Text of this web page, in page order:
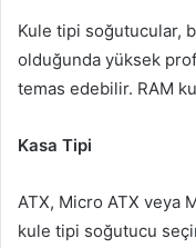
Kule tipi soğutucular,
olduğunda yüksek
temas edebilir. RAM
Kasa Tipi
ATX, Micro ATX veya
kule tipi soğutucu